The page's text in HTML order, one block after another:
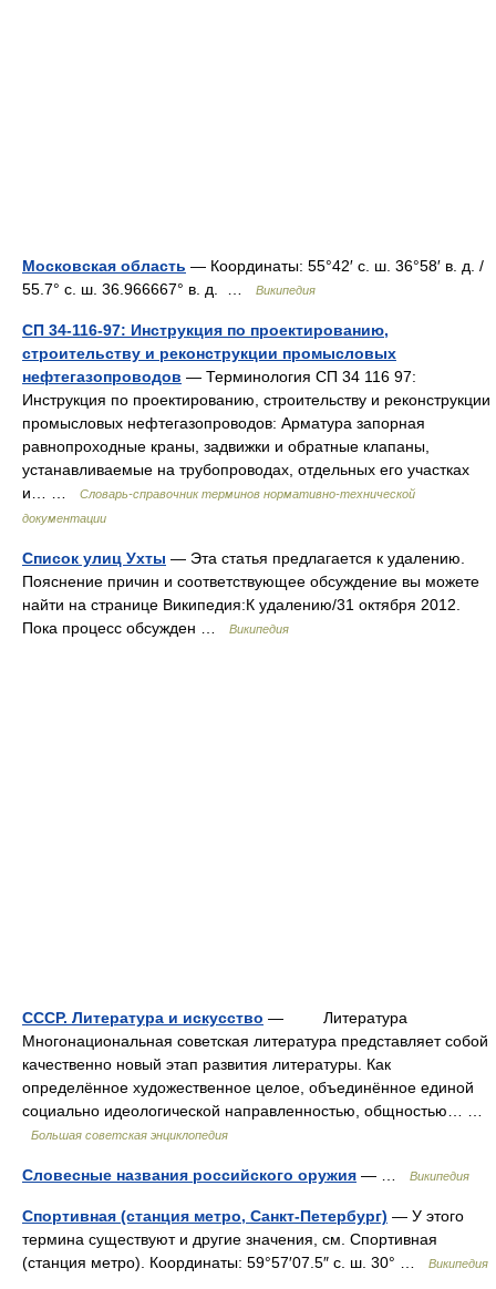
Московская область — Координаты: 55°42′ с. ш. 36°58′ в. д. /
55.7° с. ш. 36.966667° в. д. …
Википедия
СП 34-116-97: Инструкция по проектированию,
строительству и реконструкции промысловых
нефтегазопроводов — Терминология СП 34 116 97:
Инструкция по проектированию, строительству и реконструкции
промысловых нефтегазопроводов: Арматура запорная
равнопроходные краны, задвижки и обратные клапаны,
устанавливаемые на трубопроводах, отдельных его участках
и… …
Словарь-справочник терминов нормативно-технической
документации
Список улиц Ухты — Эта статья предлагается к удалению.
Пояснение причин и соответствующее обсуждение вы можете
найти на странице Википедия:К удалению/31 октября 2012.
Пока процесс обсужден …
Википедия
СССР. Литература и искусство — Литература
Многонациональная советская литература представляет собой
качественно новый этап развития литературы. Как
определённое художественное целое, объединённое единой
социально идеологической направленностью, общностью… …
Большая советская энциклопедия
Словесные названия российского оружия — … Википедия
Спортивная (станция метро, Санкт-Петербург) — У этого
термина существуют и другие значения, см. Спортивная
(станция метро). Координаты: 59°57′07.5″ с. ш. 30° …
Википедия